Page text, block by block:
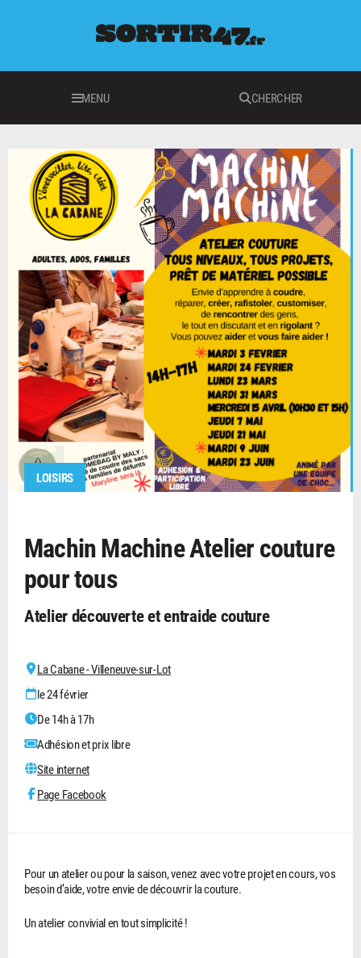
MENU CHERCHER
LOISIRS
Machin Machine Atelier couture
pour tous
Atelier découverte et entraide couture
La Cabane - Villeneuve-sur-Lot
le 24 février
De 14h à 17h
Adhésion et prix libre
Site internet
Page Facebook
Pour un atelier ou pour la saison, venez avec votre projet en cours, vos
besoin d’aide, votre envie de découvrir la couture.
Un atelier convivial en tout simplicité !